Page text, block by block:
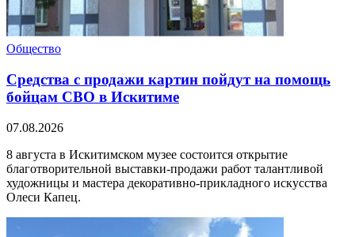
Общество
Средства с продажи картин пойдут на помощь
бойцам СВО в Искитиме
07.08.2026
8 августа в Искитимском музее состоится открытие
благотворительной выставки‑продажи работ талантливой
художницы и мастера декоративно-прикладного искусства
Олеси Капец.